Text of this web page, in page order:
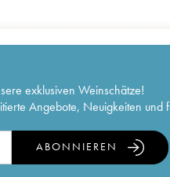
exklusiven Weinschätze!
Angebote, Neuigkeiten und
ABONNIEREN